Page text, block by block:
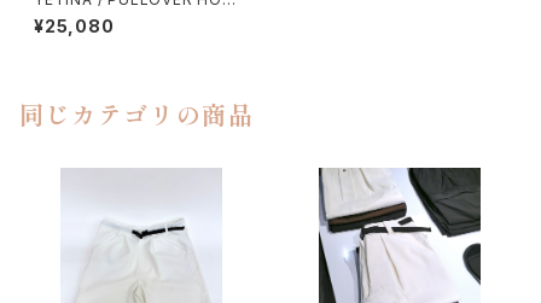
IE
¥25,080
同じカテゴリの商品